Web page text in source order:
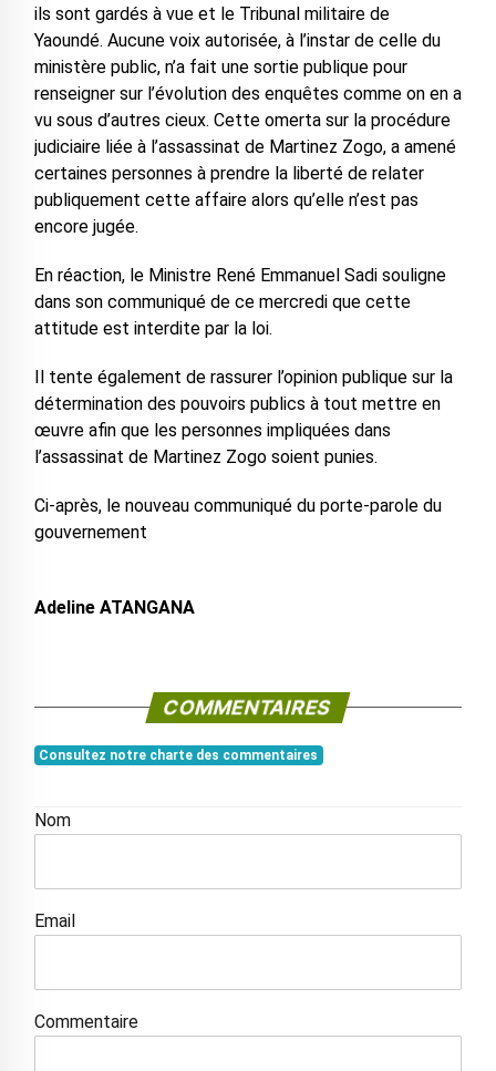
ils sont gardés à vue et le Tribunal militaire de
Yaoundé. Aucune voix autorisée, à l’instar de celle du
ministère public, n’a fait une sortie publique pour
renseigner sur l’évolution des enquêtes comme on en a
vu sous d’autres cieux. Cette omerta sur la procédure
judiciaire liée à l’assassinat de Martinez Zogo, a amené
certaines personnes à prendre la liberté de relater
publiquement cette affaire alors qu’elle n’est pas
encore jugée.
En réaction, le Ministre René Emmanuel Sadi souligne
dans son communiqué de ce mercredi que cette
attitude est interdite par la loi.
Il tente également de rassurer l’opinion publique sur la
détermination des pouvoirs publics à tout mettre en
œuvre afin que les personnes impliquées dans
l’assassinat de Martinez Zogo soient punies.
Ci-après, le nouveau communiqué du porte-parole du
gouvernement
Adeline ATANGANA
COMMENTAIRES
Consultez notre charte des commentaires
Nom
Email
Commentaire